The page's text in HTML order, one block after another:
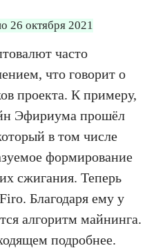
26 октября 2021
часто
что говорит о
проекта. К примеру,
Эфириума прошёл
в том числе
формирование
сжигания. Теперь
Благодаря ему у
алгоритм майнинга.
подробнее.